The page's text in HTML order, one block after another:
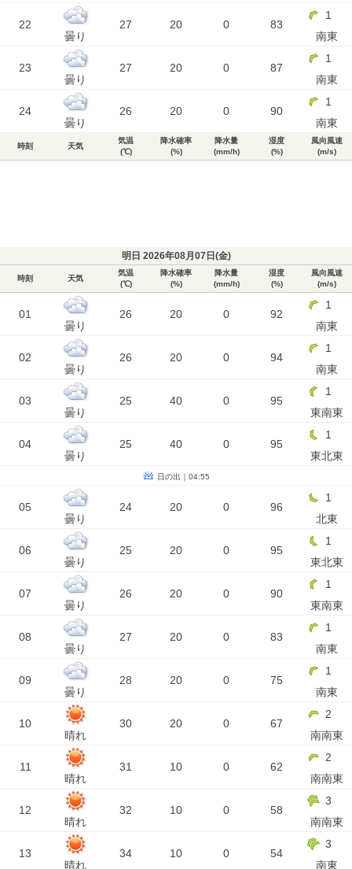
22
曇り
27 20 0 83
1
南東
23
曇り
27 20 0 87
1
南東
24
曇り
26 20 0 90
1
南東
時刻 天気
気温
(℃)
降水確率
(%)
降水量
(mm/h)
湿度
(%)
風向風速
(m/s)
明日 2026年08月07日(金)
時刻 天気
気温
(℃)
降水確率
(%)
降水量
(mm/h)
湿度
(%)
風向風速
(m/s)
01
曇り
26 20 0 92
1
南東
02
曇り
26 20 0 94
1
南東
03
曇り
25 40 0 95
1
東南東
04
曇り
25 40 0 95
1
東北東
日の出｜04:55
05
曇り
24 20 0 96
1
北東
06
曇り
25 20 0 95
1
東北東
07
曇り
26 20 0 90
1
東南東
08
曇り
27 20 0 83
1
南東
09
曇り
28 20 0 75
1
南東
10
晴れ
30 20 0 67
2
南南東
11
晴れ
31 10 0 62
2
南南東
12
晴れ
32 10 0 58
3
南南東
13
晴れ
34 10 0 54
3
南東